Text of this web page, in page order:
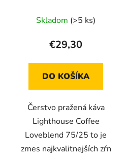
Skladom (>5 ks)
€29,30
DO KOŠÍKA
Čerstvo pražená káva
Lighthouse Coffee
Loveblend 75/25 to je
zmes najkvalitnejších zŕn